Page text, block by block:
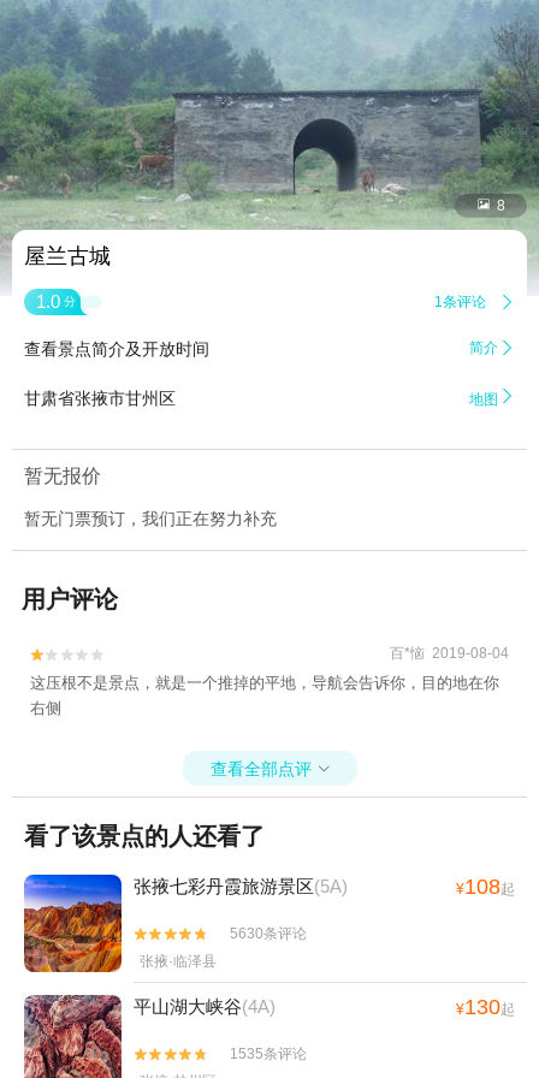
 8
屋兰古城
1.0 分 1条评论 
查看景点简介及开放时间 简介 
甘肃省张掖市甘州区 地图 
暂无报价
暂无门票预订，我们正在努力补充
用户评论

 百*恼 2019-08-04
这压根不是景点，就是一个推掉的平地，导航会告诉你，目的地在你
右侧
查看全部点评 
看了该景点的人还看了
张掖七彩丹霞旅游景区(5A) ¥108起


5630条评论
张掖·临泽县
平山湖大峡谷(4A) ¥130起


1535条评论
